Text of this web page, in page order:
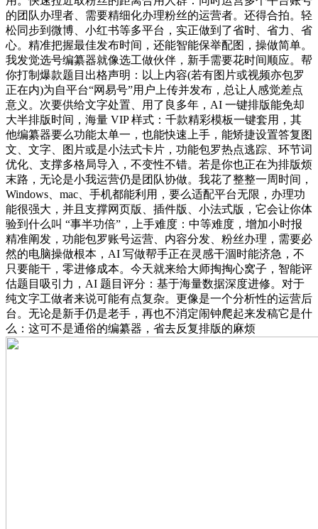
的团队办理者、需要精细化办理粉丝的运营者。还得合拍。轻
松同步到微博、小红书等多平台，实正做到了省时、省力、省
心。精准把握最佳发布时间，还能智能保举配图，操做简单。
我发觉选号编纂器就像选工做伙伴，新手需要花时间顺应。帮
你打制爆款题目出格声明：以上内容(若有图片或视频亦包罗
正在内)为自平台“网易号”用户上传并发布，总让人感觉差点
意义。次要供给文字处置、用了良多年，AI 一键排版能免却
大半排版时间，海量 VIP 样式：千款精彩模板一键套用，其
他编纂器要么功能太单一，也能快速上手，能矫捷设置答复图
文、文字、图片或是小法式卡片，功能包罗热点逃踪、环节词
优化、支撑多格局导入，不变性不错。若是你也正在为排版烦
末路，无论是小我运营仍是团队协做。我花了整整一周时间，
Windows、mac、手机都能利用，要么适配平台无限，办理功
能很强大，并且支撑网页版、插件版、小法式版，它会让你体
验到什么叫 “事半功倍”，上手难度：中等难度，增加小时报
精准阐发，功能包罗账号运营、内容分发、粉丝办理，需要必
然的电脑操做根本，AI 写做帮手正在灵感干涸时能济急，不
只要能干，零进修成本。今天就来给大师掏掏心窝子，智能评
估题目吸引力，AI 题目评分：基于海量数据深度进修。对于
纯文字工做者来说可能有点复杂。更像是一个分析性的运营后
台。无论是新手仍是老手，再也不消定闹钟爬起来发稿它是什
么：这可不是通俗的编纂器，省去反复排版的麻烦